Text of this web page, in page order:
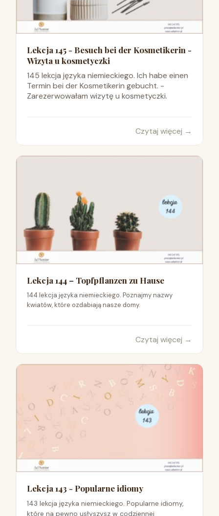
Lekcja 145 - Besuch bei der Kosmetikerin -
Wizyta u kosmetyczki
145 lekcja języka niemieckiego. Ich habe einen
Termin bei der Kosmetikerin gebucht. -
Zarezerwowałam wizytę u kosmetyczki.
Czytaj więcej →
Lekcja 144 – Topfpflanzen zu Hause
144 lekcja języka niemieckiego. Poznajmy nazwy
kwiatów, które ozdabiają nasze domy.
Czytaj więcej →
Lekcja 143 - Popularne idiomy
143 lekcja języka niemieckiego. Popularne idiomy,
które na pewno usłyszysz w codziennej